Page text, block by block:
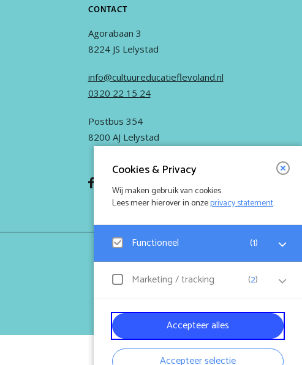
Cookies & Privacy
Wij maken gebruik van cookies.
Lees meer hierover in onzeprivacy statement.
Functioneel (1)
Google Analytics
gemeten en gebruikersgegevens worden (anoniem)
verzameld.
Marketing / tracking (2)
YouTube
Klikgedrag, bekeken video’s en aangepaste voorkeuren
worden verzameld. Bezoekersinformatie en
gebruikersgedrag wordt gebruikt voor advertenties.
Accepteer alles
Accepteer selectie
CONTACT
Agorabaan 3
8224 JS Lelystad
info@cultuureducatieflevoland.nl
0320 22 15 24
Postbus 354
8200 AJ Lelystad
Design & code by Eagerly